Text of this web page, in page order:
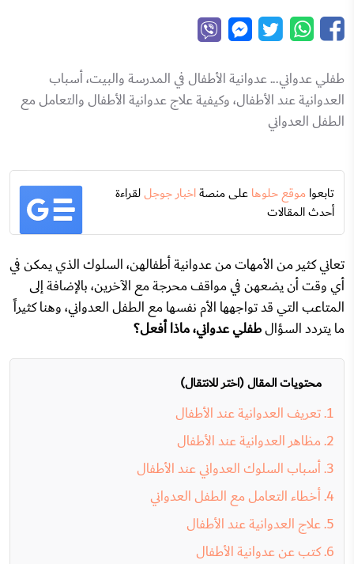
طفلي عدواني... عدوانية الأطفال في المدرسة والبيت، أسباب
العدوانية عند الأطفال، وكيفية علاج عدوانية الأطفال والتعامل مع
الطفل العدواني
تابعواموقع حلوهاعلى منصةاخبار جوجللقراءة
أحدث المقالات
تعاني كثير من الأمهات من عدوانية أطفالهن، السلوك الذي يمكن في
أي وقت أن يضعهن في مواقف محرجة مع الآخرين، بالإضافة إلى
المتاعب التي قد تواجهها الأم نفسها مع الطفل العدواني، وهنا كثيراً
ما يتردد السؤالطفلي عدواني، ماذا أفعل؟
محتويات المقال (اختر للانتقال)
تعريف العدوانية عند الأطفال
مظاهر العدوانية عند الأطفال
أسباب السلوك العدواني عند الأطفال
أخطاء التعامل مع الطفل العدواني
علاج العدوانية عند الأطفال
كتب عن عدوانية الأطفال